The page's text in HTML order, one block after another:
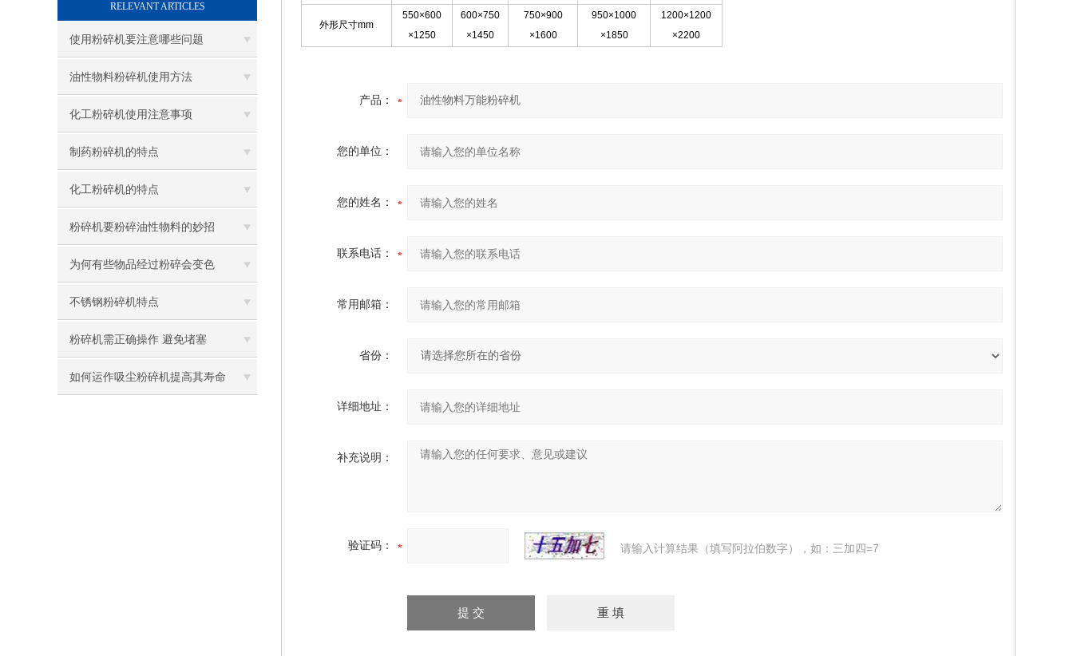
RELEVANT ARTICLES
使用粉碎机要注意哪些问题
油性物料粉碎机使用方法
化工粉碎机使用注意事项
制药粉碎机的特点
化工粉碎机的特点
粉碎机要粉碎油性物料的妙招
为何有些物品经过粉碎会变色
不锈钢粉碎机特点
粉碎机需正确操作 避免堵塞
如何运作吸尘粉碎机提高其寿命
外形尺寸mm
550×600
×1250
600×750
×1450
750×900
×1600
950×1000
×1850
1200×1200
×2200
产品：
您的单位：
您的姓名：
联系电话：
常用邮箱：
省份：
详细地址：
补充说明：
验证码： 请输入计算结果（填写阿拉伯数字），如：三加四=7